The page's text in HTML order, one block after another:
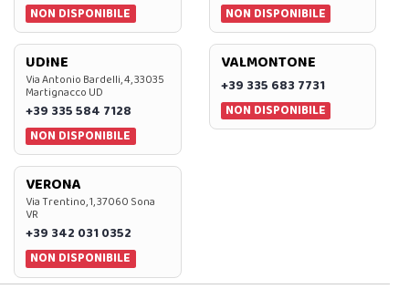
NON DISPONIBILE
NON DISPONIBILE
UDINE
Via Antonio Bardelli, 4, 33035
Martignacco UD
+39 335 584 7128
NON DISPONIBILE
VALMONTONE
+39 335 683 7731
NON DISPONIBILE
VERONA
Via Trentino, 1, 37060 Sona
VR
+39 342 031 0352
NON DISPONIBILE